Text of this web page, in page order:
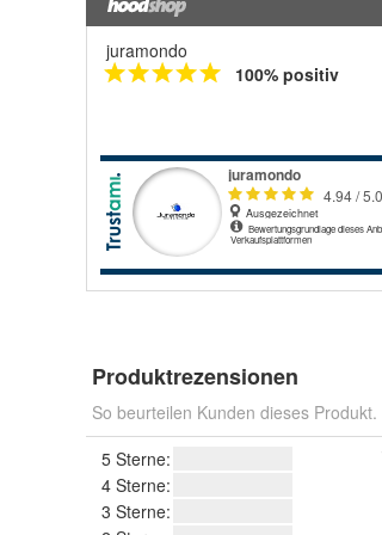
juramondo
100% positiv
Produktrezensionen
So beurteilen Kunden dieses Produkt.
5 Sterne:
4 Sterne:
3 Sterne: